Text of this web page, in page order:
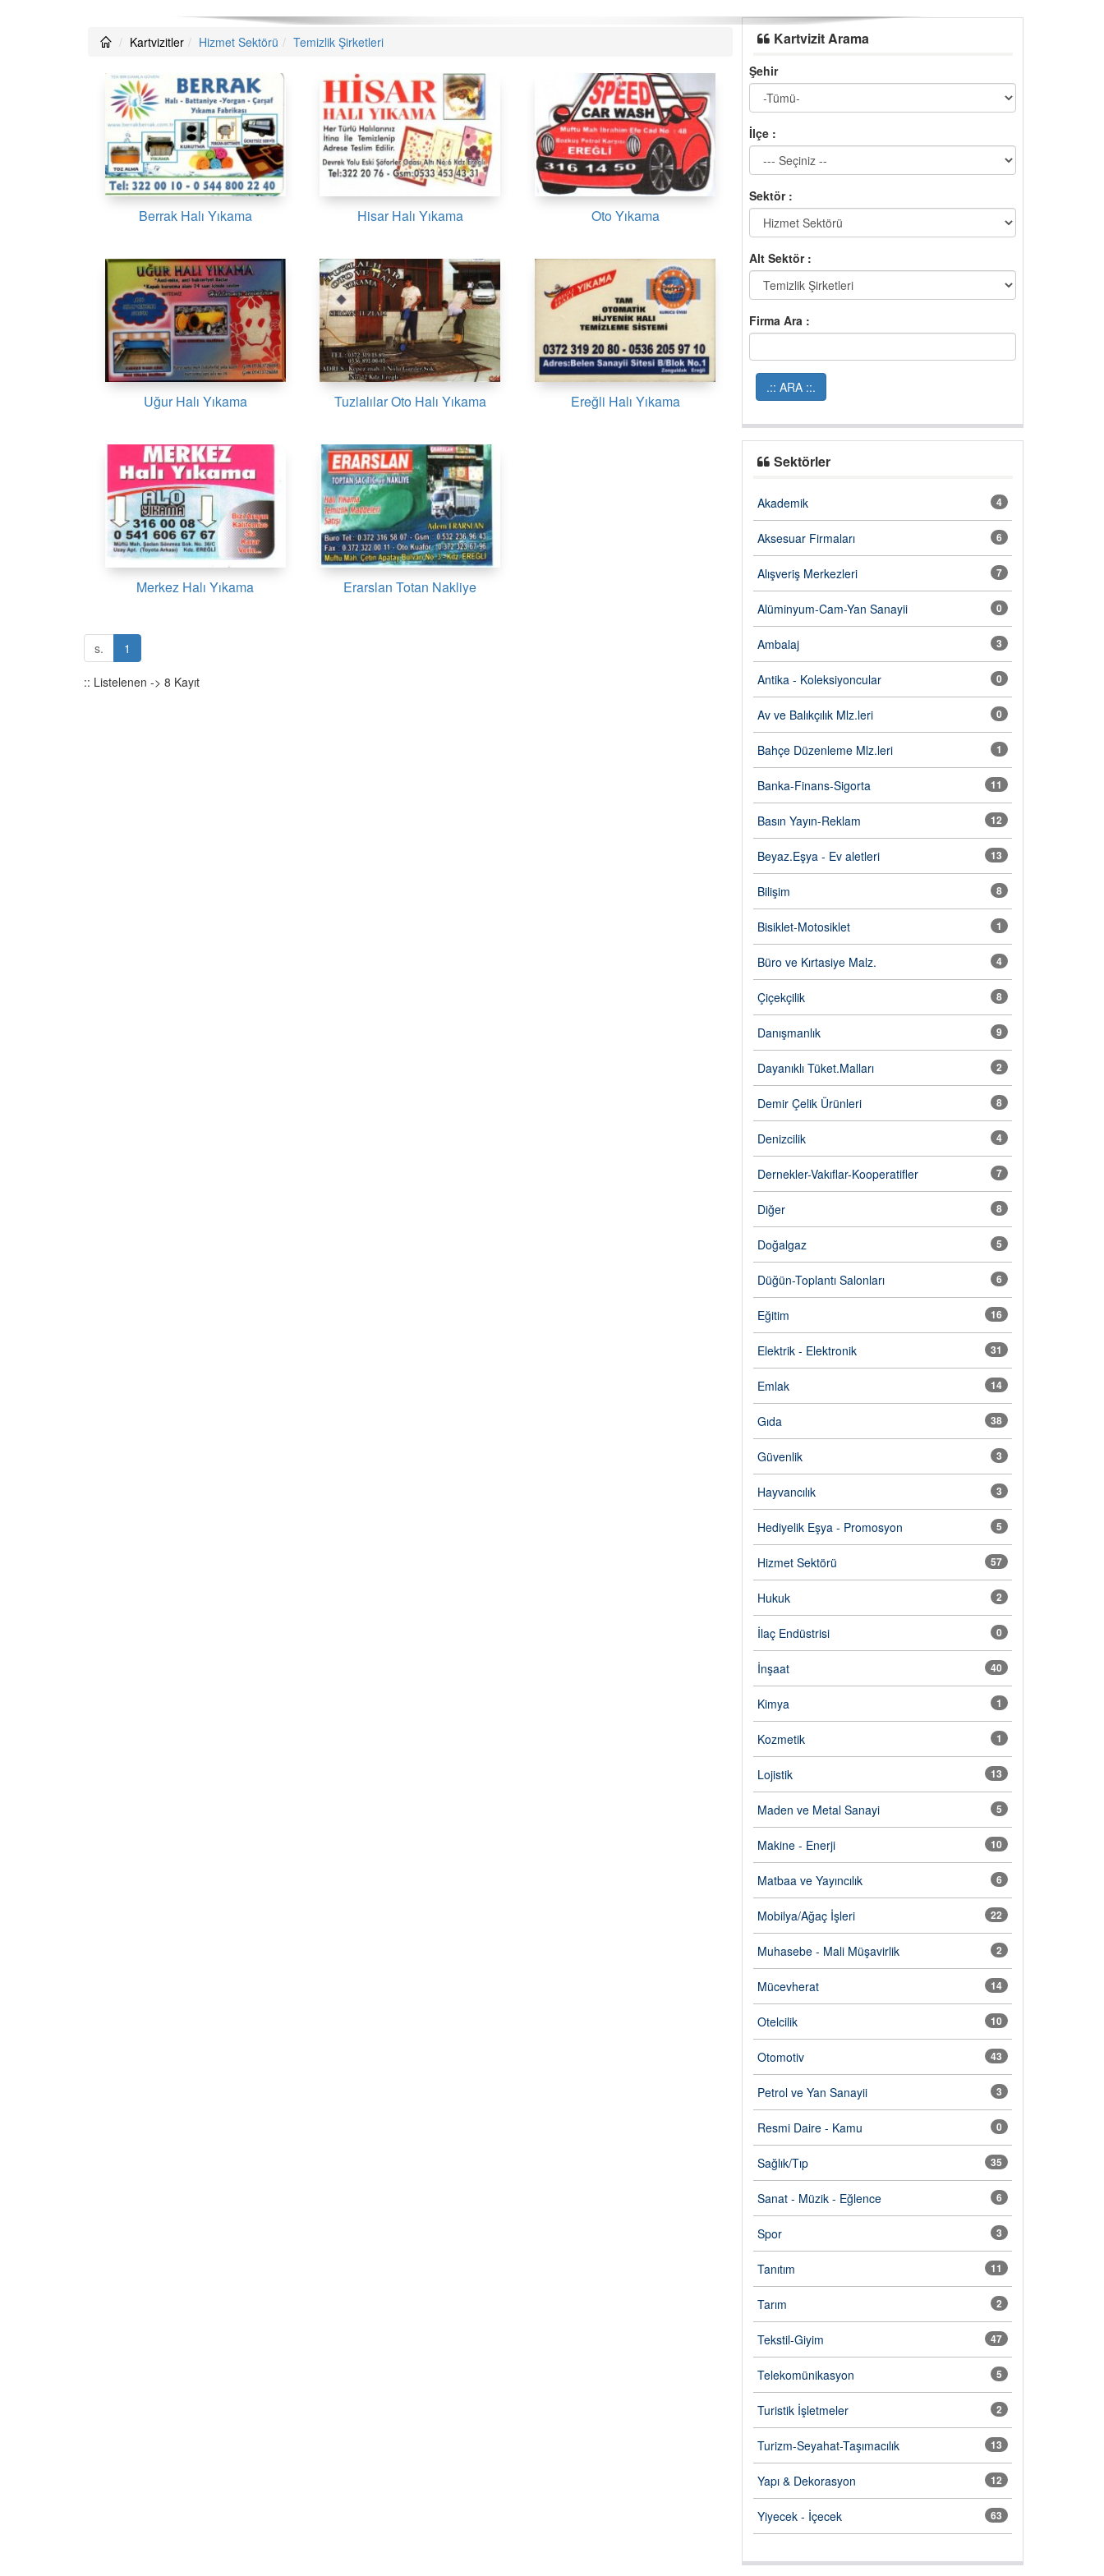
Kartvizitler Hizmet Sektörü Temizlik Şirketleri
Berrak Halı Yıkama Hisar Halı Yıkama Oto Yıkama
Uğur Halı Yıkama Tuzlalılar Oto Halı Yıkama Ereğli Halı Yıkama
Merkez Halı Yıkama Erarslan Totan Nakliye
s. 1
:: Listelenen -> 8 Kayıt
Kartvizit Arama
Şehir
İlçe :
Sektör :
Alt Sektör :
Firma Ara :
Sektörler
Akademik 4
Aksesuar Firmaları 6
Alışveriş Merkezleri 7
Alüminyum-Cam-Yan Sanayii 0
Ambalaj 3
Antika - Koleksiyoncular 0
Av ve Balıkçılık Mlz.leri 0
Bahçe Düzenleme Mlz.leri 1
Banka-Finans-Sigorta 11
Basın Yayın-Reklam 12
Beyaz.Eşya - Ev aletleri 13
Bilişim 8
Bisiklet-Motosiklet 1
Büro ve Kırtasiye Malz. 4
Çiçekçilik 8
Danışmanlık 9
Dayanıklı Tüket.Malları 2
Demir Çelik Ürünleri 8
Denizcilik 4
Dernekler-Vakıflar-Kooperatifler 7
Diğer 8
Doğalgaz 5
Düğün-Toplantı Salonları 6
Eğitim 16
Elektrik - Elektronik 31
Emlak 14
Gıda 38
Güvenlik 3
Hayvancılık 3
Hediyelik Eşya - Promosyon 5
Hizmet Sektörü 57
Hukuk 2
İlaç Endüstrisi 0
İnşaat 40
Kimya 1
Kozmetik 1
Lojistik 13
Maden ve Metal Sanayi 5
Makine - Enerji 10
Matbaa ve Yayıncılık 6
Mobilya/Ağaç İşleri 22
Muhasebe - Mali Müşavirlik 2
Mücevherat 14
Otelcilik 10
Otomotiv 43
Petrol ve Yan Sanayii 3
Resmi Daire - Kamu 0
Sağlık/Tıp 35
Sanat - Müzik - Eğlence 6
Spor 3
Tanıtım 11
Tarım 2
Tekstil-Giyim 47
Telekomünikasyon 5
Turistik İşletmeler 2
Turizm-Seyahat-Taşımacılık 13
Yapı & Dekorasyon 12
Yiyecek - İçecek 63